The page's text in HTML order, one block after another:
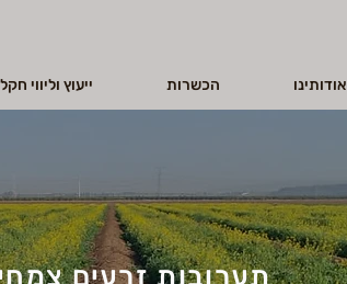
אודותינו הכשרות ייעוץ וליווי
תערובות זרעים